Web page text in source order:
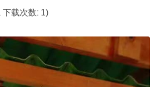
下载次数: 1)